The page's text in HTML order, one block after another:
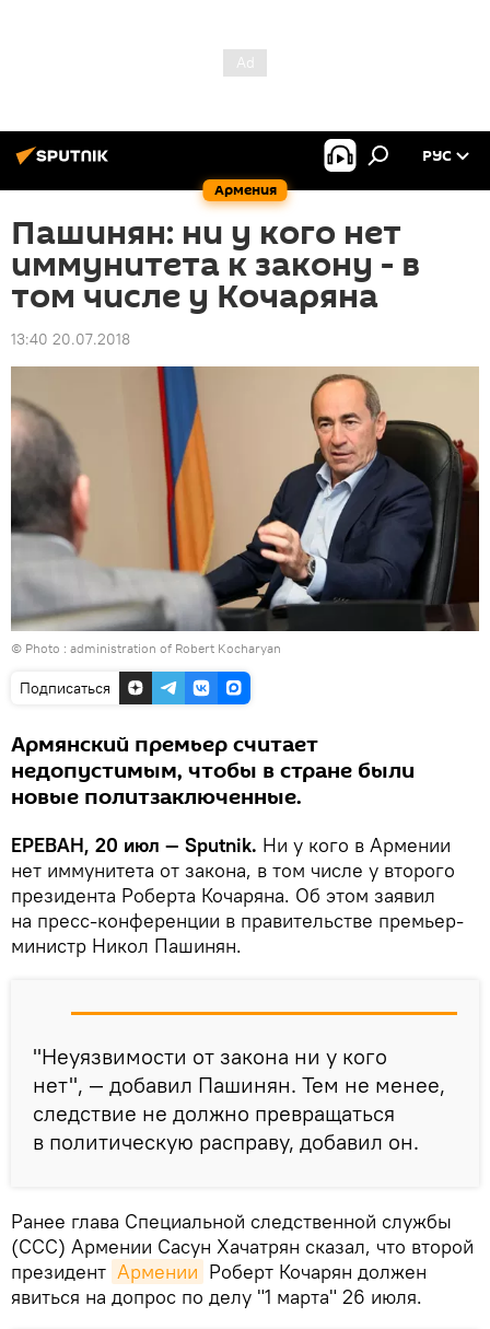
Армения
РУС
Пашинян: ни у кого нет
иммунитета к закону - в
том числе у Кочаряна
13:40 20.07.2018
© Photo : administration of Robert Kocharyan
Подписаться
Армянский премьер считает
недопустимым, чтобы в стране были
новые политзаключенные.
ЕРЕВАН, 20 июл — Sputnik. Ни у кого в Армении
нет иммунитета от закона, в том числе у второго
президента Роберта Кочаряна. Об этом заявил
на пресс-конференции в правительстве премьер-
министр Никол Пашинян.
"Неуязвимости от закона ни у кого
нет", — добавил Пашинян. Тем не менее,
следствие не должно превращаться
в политическую расправу, добавил он.
Ранее глава Специальной следственной службы
(ССС) Армении Сасун Хачатрян сказал, что второй
президент Армении Роберт Кочарян должен
явиться на допрос по делу "1 марта" 26 июля.